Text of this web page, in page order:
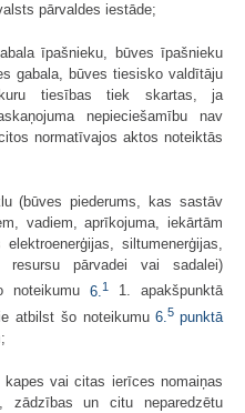
pārvaldes iestāde;
īpašnieku, būves īpašnieku
gabala, būves tiesisko valdītāju
tiesības tiek skartas, ja
nepieciešamību nav
normatīvajos aktos noteiktās
(būves piederums, kas sastāv
vadiem, aprīkojuma, iekārtām
siltumenerģijas,
pārvadei vai sadalei)
noteikumu6.1
1. apakšpunktā
atbilst šo noteikumu6.5 punktā
vai citas ierīces nomaiņas
zādzības un citu neparedzētu